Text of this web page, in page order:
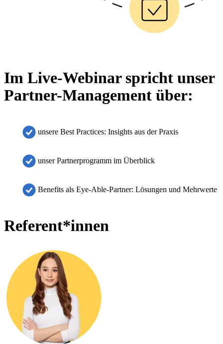
Im Live-Webinar spricht unser
Partner-Management über:
unsere Best Practices: Insights aus der Praxis
unser Partnerprogramm im Überblick
Benefits als Eye-Able-Partner: Lösungen und Mehrwerte
Referent*innen